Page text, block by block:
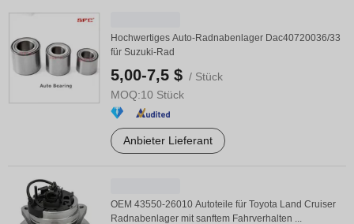
Hochwertiges Auto-Radnabenlager Dac40720036/33
für Suzuki-Rad
5,00-7,5 $ / Stück
MOQ:10 Stück
Anbieter Lieferant
OEM 43550-26010 Autoteile für Toyota Land Cruiser
Radnabenlager mit sanftem Fahrverhalten ...